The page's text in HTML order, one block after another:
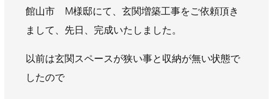
安房住宅について
スタッフ紹介
館山市 M様邸にて、玄関増築工事をご依頼頂き
まして、先日、完成いたしました。
以前は玄関スペースが狭い事と収納が無い状態で
したので